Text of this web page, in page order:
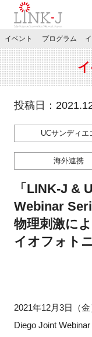
特別会員専用メニュ
お問い合わせ
マイページ
イベント
イベント プログラム
投稿日：
UCサンディエ
海外連携
「LINK-J &
Webinar
物理刺激に
イオフォト
2021年12月3日（
Diego Joint